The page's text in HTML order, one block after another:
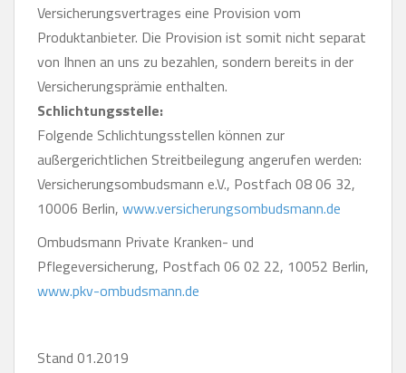
Versicherungsvertrages eine Provision vom
Produktanbieter. Die Provision ist somit nicht separat
von Ihnen an uns zu bezahlen, sondern bereits in der
Versicherungsprämie enthalten.
Schlichtungsstelle:
Folgende Schlichtungsstellen können zur
außergerichtlichen Streitbeilegung angerufen werden:
Versicherungsombudsmann e.V., Postfach 08 06 32,
10006 Berlin, www.versicherungsombudsmann.de
Ombudsmann Private Kranken- und
Pflegeversicherung, Postfach 06 02 22, 10052 Berlin,
www.pkv-ombudsmann.de
Stand 01.2019